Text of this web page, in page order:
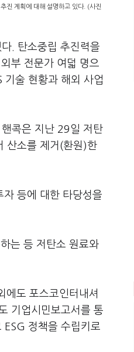
진 계획에 대해 설명하고 있다. (사진
. 탄소중립 추진력을
부 전문가 여덟 명으
술 현황과 해외 사업
콕은 지난 29일 저탄
산소를 제거(환원)한
등에 대한 타당성을
는 등 저탄소 원료와
도 포스코인터내셔
기업시민보고서를 통
정책을 수립키로